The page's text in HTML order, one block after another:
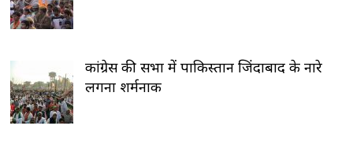
कांग्रेस की सभा में पाकिस्तान जिंदाबाद के नारे
लगना शर्मनाक